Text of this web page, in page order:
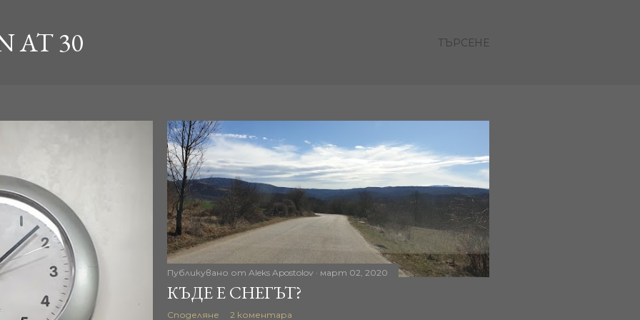
ТЪРСЕНЕ
AT 30
Публикувано от Aleks Apostolov март 02, 2020
КЪДЕ Е СНЕГЪТ?
Споделяне 2 коментара